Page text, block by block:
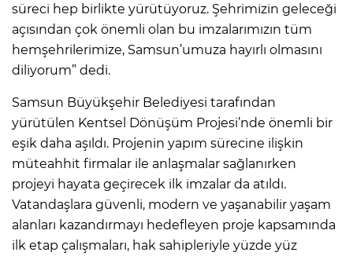
süreci hep birlikte yürütüyoruz. Şehrimizin geleceği
açısından çok önemli olan bu imzalarımızın tüm
hemşehrilerimize, Samsun’umuza hayırlı olmasını
diliyorum” dedi.
Samsun Büyükşehir Belediyesi tarafından
yürütülen Kentsel Dönüşüm Projesi’nde önemli bir
eşik daha aşıldı. Projenin yapım sürecine ilişkin
müteahhit firmalar ile anlaşmalar sağlanırken
projeyi hayata geçirecek ilk imzalar da atıldı.
Vatandaşlara güvenli, modern ve yaşanabilir yaşam
alanları kazandırmayı hedefleyen proje kapsamında
ilk etap çalışmaları, hak sahipleriyle yüzde yüz